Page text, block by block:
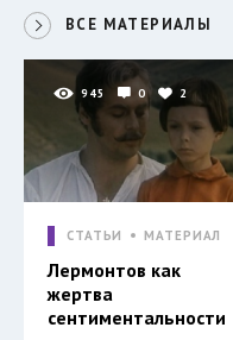
ВСЕ МАТЕРИАЛЫ
945 0 2
СТАТЬИ МАТЕРИАЛ
Лермонтов как
жертва
сентиментальности